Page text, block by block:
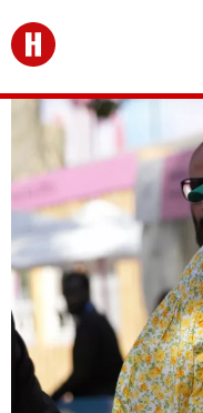
Перейти на главную